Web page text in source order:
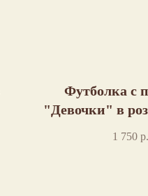
Футболка с
"Девочки" в
1 750 р.